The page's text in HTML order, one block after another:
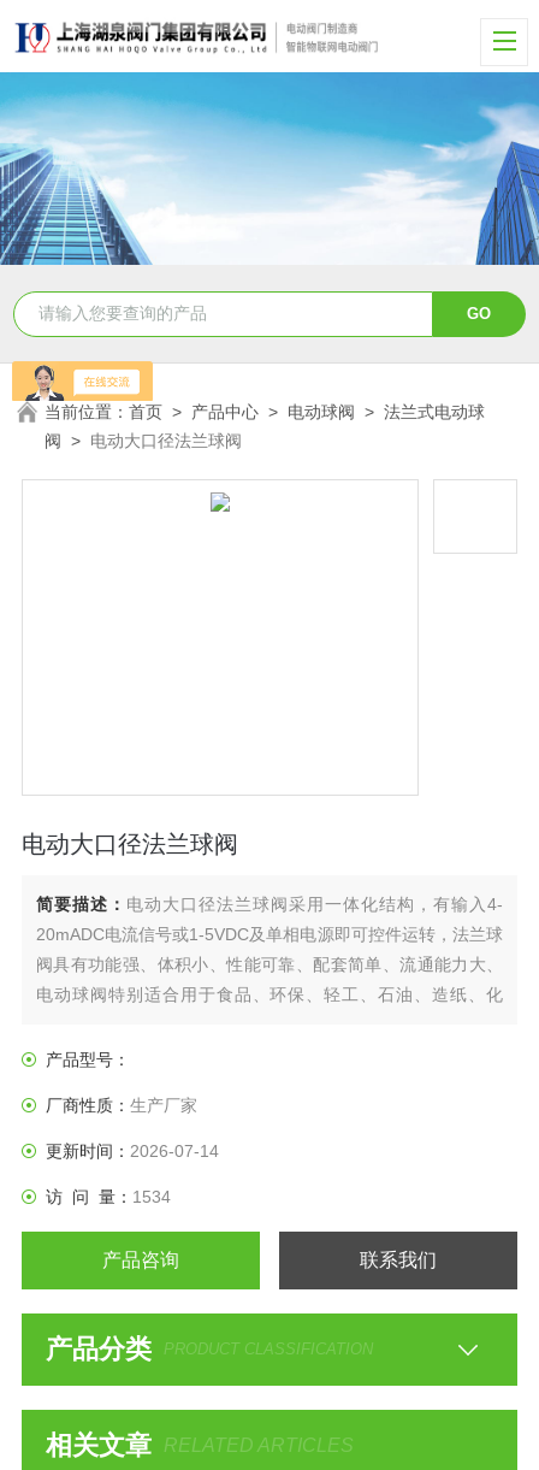
当前位置：首页 > 产品中心 > 电动球阀 >法兰式电动球
阀 > 电动大口径法兰球阀
电动大口径法兰球阀
简要描述： 电动大口径法兰球阀采用一体化结构，有输入4-
20mADC电流信号或1-5VDC及单相电源即可控件运转，法兰球
阀具有功能强、体积小、性能可靠、配套简单、流通能力大、
电动球阀特别适合用于食品、环保、轻工、石油、造纸、化
产品型号：
厂商性质： 生产厂家
更新时间： 2026-07-14
访 问 量： 1534
产品咨询 联系我们
产品分类 PRODUCT CLASSIFICATION
相关文章 RELATED ARTICLES